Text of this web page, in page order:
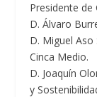
Presidente de
D. Álvaro
D. Miguel
Cinca Medio.
D. Joaquín
y